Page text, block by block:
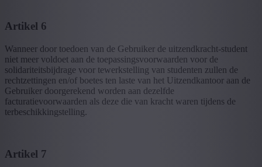
Artikel 6
Wanneer door toedoen van de Gebruiker de uitzendkracht-student
niet meer voldoet aan de toepassingsvoorwaarden voor de
solidariteitsbijdrage voor tewerkstelling van studenten zullen de
rechtzettingen en/of boetes ten laste van het Uitzendkantoor aan de
Gebruiker doorgerekend worden aan dezelfde
facturatievoorwaarden als deze die van kracht waren tijdens de
terbeschikkingstelling.
Artikel 7